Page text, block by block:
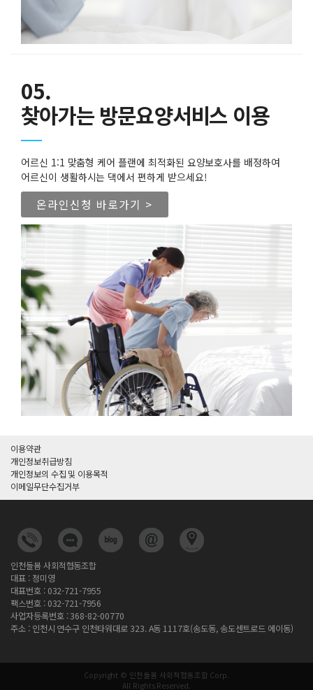
05.
찾아가는 방문요양서비스 이용
어르신 1:1 맞춤형 케어 플랜에 최적화된 요양보호사를 배정하여
어르신이 생활하시는 댁에서 편하게 받으세요!
온라인신청 바로가기 >
이용약관
개인정보취급방침
개인정보의 수집 및 이용목적
이메일무단수집거부
인천돌봄 사회적협동조합
대표 : 정미영
대표번호 : 032-721-7955
팩스번호 : 032-721-7956
사업자등록번호 : 368-82-00770
주소 : 인천시 연수구 인천타워대로 323. A동 1117호(송도동, 송도센트로드 에이동)
Copyright © 인천돌봄 사회적협동조합 Corp.
All Rights Reserved.